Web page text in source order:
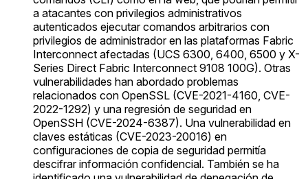
a atacantes con privilegios administrativos
autenticados ejecutar comandos arbitrarios con
privilegios de administrador en las plataformas Fabric
Interconnect afectadas (UCS 6300, 6400, 6500 y X-
Series Direct Fabric Interconnect 9108 100G). Otras
vulnerabilidades han abordado problemas
relacionados con OpenSSL (CVE-2021-4160, CVE-
2022-1292) y una regresión de seguridad en
OpenSSH (CVE-2024-6387). Una vulnerabilidad en
claves estáticas (CVE-2023-20016) en
configuraciones de copia de seguridad permitía
descifrar información confidencial. También se ha